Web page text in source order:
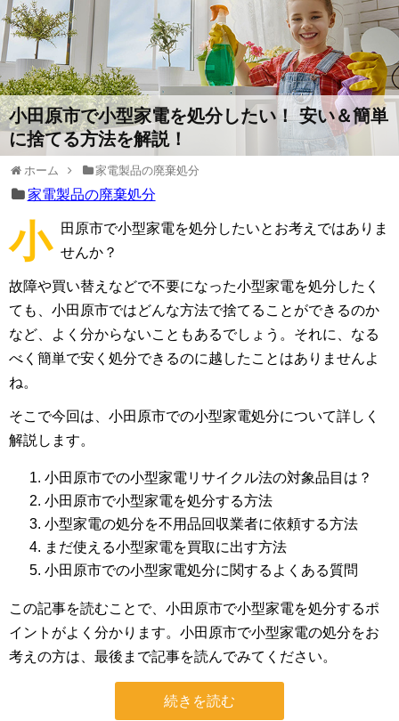
小田原市で小型家電を処分したい！ 安い＆簡単
に捨てる方法を解説！
ホーム 家電製品の廃棄処分
家電製品の廃棄処分
小
田原市で小型家電を処分したいとお考えではありま
せんか？
故障や買い替えなどで不要になった小型家電を処分したく
ても、小田原市ではどんな方法で捨てることができるのか
など、よく分からないこともあるでしょう。それに、なる
べく簡単で安く処分できるのに越したことはありませんよ
ね。
そこで今回は、小田原市での小型家電処分について詳しく
解説します。
小田原市での小型家電リサイクル法の対象品目は？
小田原市で小型家電を処分する方法
小型家電の処分を不用品回収業者に依頼する方法
まだ使える小型家電を買取に出す方法
小田原市での小型家電処分に関するよくある質問
この記事を読むことで、小田原市で小型家電を処分するポ
イントがよく分かります。小田原市で小型家電の処分をお
考えの方は、最後まで記事を読んでみてください。
続きを読む